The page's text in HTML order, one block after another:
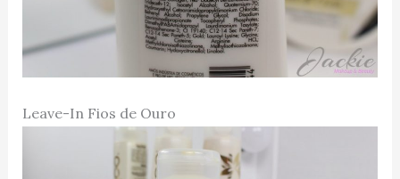
Leave-In Fios de Ouro